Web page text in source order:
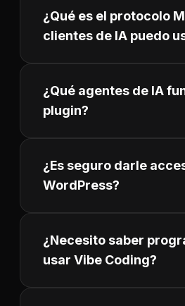
¿Qué es el protocolo
clientes de IA puedo
¿Qué agentes de IA
plugin?
¿Es seguro darle
WordPress?
¿Necesito saber
usar Vibe Coding?